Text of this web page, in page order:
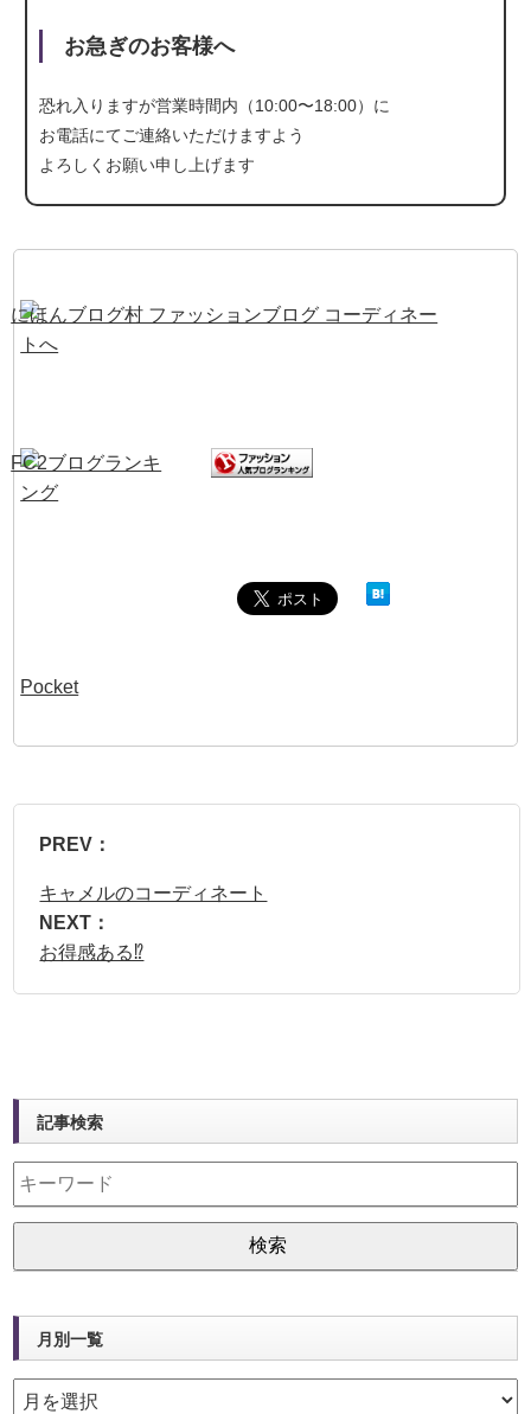
お急ぎのお客様へ
恐れ入りますが営業時間内（10:00〜18:00）に
お電話にてご連絡いただけますよう
よろしくお願い申し上げます
Pocket
PREV：
キャメルのコーディネート
NEXT：
お得感ある⁉︎
記事検索
月別一覧